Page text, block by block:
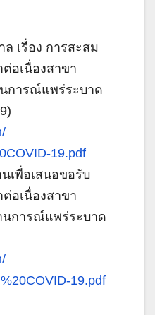
เรื่อง การสะสม
อเนื่องสาขา
การณ์แพร่ระบาด
19.pdf
เพื่อเสนอขอรับ
อเนื่องสาขา
นการณ์แพร่ระบาด
19.pdf